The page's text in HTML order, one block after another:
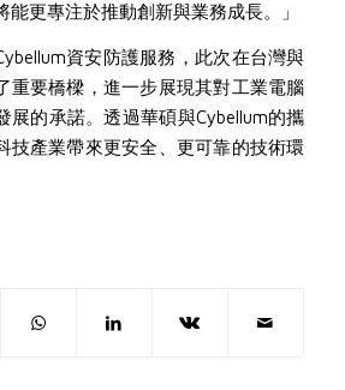
能更專注於推動創新與業務成長。」
資安防護服務，此次在台灣與
重要橋樑，進一步展現其對工業電腦
展的承諾。透過華碩與Cybellum的攜
技產業帶來更安全、更可靠的技術環